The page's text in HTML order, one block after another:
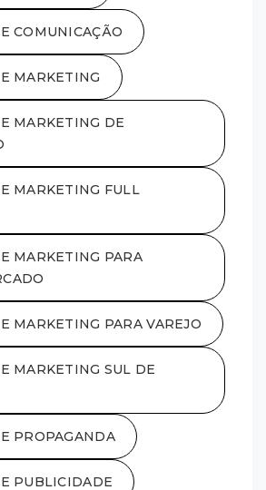
COMUNICAÇÃO
MARKETING
MARKETING DE
MARKETING FULL
MARKETING PARA
MARKETING PARA VAREJO
MARKETING SUL DE
PROPAGANDA
PUBLICIDADE